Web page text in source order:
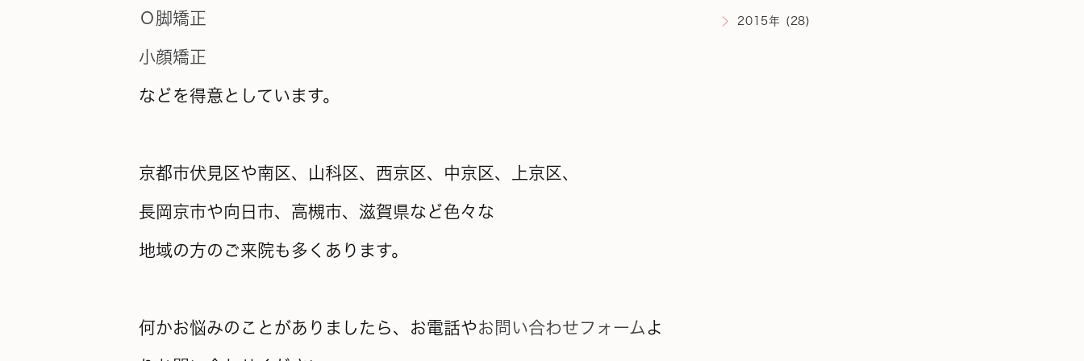
Ｏ脚矯正
小顔矯正
などを得意としています。
京都市伏見区や南区、山科区、西京区、中京区、上京区、
長岡京市や向日市、高槻市、滋賀県など色々な
地域の方のご来院も多くあります。
何かお悩みのことがありましたら、お電話やお問い合わせフォーム よ
2015年 (28)